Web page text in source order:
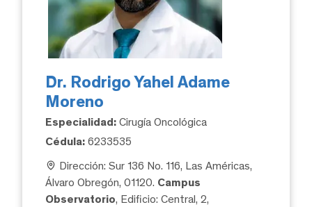
Dr. Rodrigo Yahel Adame
Moreno
Especialidad: Cirugía Oncológica
Cédula: 6233535
Dirección: Sur 136 No. 116, Las Américas,
Álvaro Obregón, 01120. Campus
Observatorio, Edificio: Central, 2,